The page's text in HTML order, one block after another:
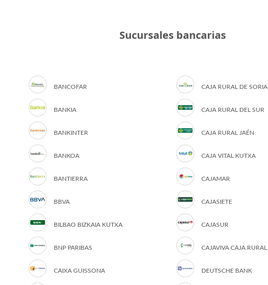
Sucursales bancarias
BANCOFAR
BANKIA
BANKINTER
BANKOA
BANTIERRA
BBVA
BILBAO BIZKAIA KUTXA
BNP PARIBAS
CAIXA GUISSONA
CAJA RURAL DE SORIA
CAJA RURAL DEL SUR
CAJA RURAL JAÉN
CAJA VITAL KUTXA
CAJAMAR
CAJASIETE
CAJASUR
CAJAVIVA CAJA RURAL
DEUTSCHE BANK